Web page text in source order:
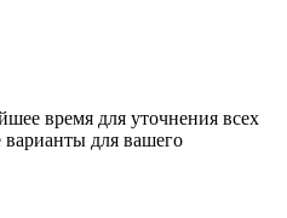
время для уточнения всех
для вашего